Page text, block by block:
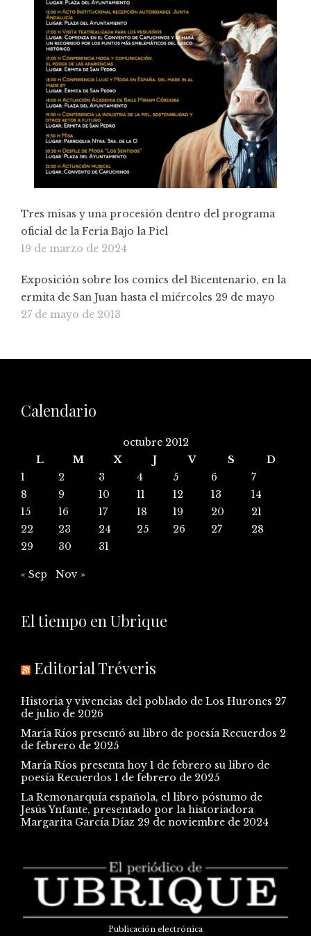
Tres misas y una procesión dentro del programa
oficial de la Feria Bajo la Piel
19 de marzo de 2024
Exposición sobre los comics del Bicentenario, en la
ermita de San Juan hasta el miércoles 29 de mayo
27 de mayo de 2013
Calendario
octubre 2012
L
M X J V S
D
1
2 3 4 5 6
7
8
9 10 11 12 13
14
15
16 17 18 19 20
21
22
23 24 25 26 27
28
29
30 31
« Sep Nov »
El tiempo en Ubrique
Editorial Tréveris
Historia y vivencias del poblado de Los Hurones 27
de julio de 2026
María Ríos presentó su libro de poesía Recuerdos 2
de febrero de 2025
María Ríos presenta hoy 1 de febrero su libro de
poesía Recuerdos 1 de febrero de 2025
La Remonarquía española, el libro póstumo de
Jesús Ynfante, presentado por la historiadora
Margarita García Díaz 29 de noviembre de 2024
Publicación electrónica